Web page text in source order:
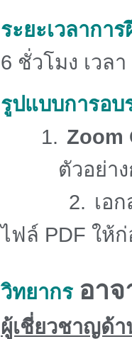
ระยะเวลากา
6 ชั่วโมง เวล
รูปแบบการอบ
1. Zoom
ตัวอย่า
2. เอ
ไฟล์ PDF ให้
วิทยากร อา
ผู้เชี่ยวชาญด้า